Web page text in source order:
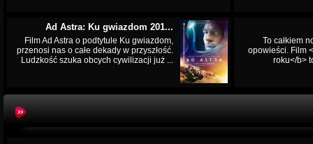
Ad Astra: Ku gwiazdom 201...
Film Ad Astra o podtytule Ku gwiazdom,
przenosi nas o całe dekady w przyszłość.
Ludzkość szuka obcych cywilizacji już ...
To całkiem
opowieści. Film
roku</b>